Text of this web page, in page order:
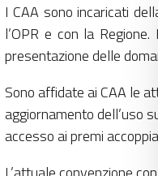
I CAA sono incaricati
l’OPR e con la
presentazione delle
Sono affidate ai CAA le
aggiornamento dell’uso
accesso ai premi